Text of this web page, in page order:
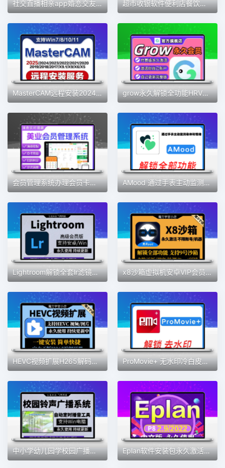
社交直播相亲app婚恋交友软件开发定制视频交友一对一语音聊天室 超市收银软件便利店餐饮服装版收银系统会员管理手机版收银系统
MasterCAM远程安装2024/2025/2023/2022/21/2017X9/X5/v9.1MC软件 grow永久解锁全功能HRV压力自测习惯健康好伙伴素材
会员管理系统办理会员卡手机收银充值积分营销美发美甲美睫美容院 AMood 通过手表主动监测身体和情绪 自律 学习 软件素材
Lightroom解锁全套lr滤镜预设蒙版专业高级版安卓手机2025lr电脑 x8沙箱虚拟机安卓VIP会员版全功能版免root去广告支持安卓13系统
HEVC视频扩展H265解码器Win10插件MOV/HEIC图像HEIF安装编码工具 ProMovie+ 无水印冷白皮专业摄像机录音曝光对焦4K拍摄素材包更新
中小学幼儿园学校园广播打铃声工具定时播放智能系统自动上下课音 Eplan软件安装包永久激活p8 2022电气设计绘图软件eplan远程安装